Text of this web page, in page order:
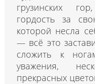
грузинских
гордость за
которой несла
— всё это
сложить к
уважения,
прекрасных